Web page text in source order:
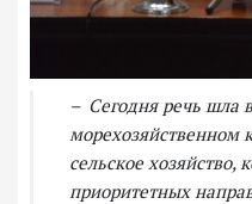
– Сегодня речь шла
морехозяйственном
сельское хозяйство,
приоритетных